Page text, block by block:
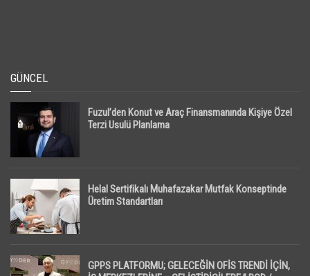
GÜNCEL
Fuzul’den Konut ve Araç Finansmanında Kişiye Özel
Terzi Usulü Planlama
Helal Sertifikalı Muhafazakar Mutfak Konseptinde
Üretim Standartları
GPPS PLATFORMU; GELECEĞİN OFİS TRENDİ İÇİN,